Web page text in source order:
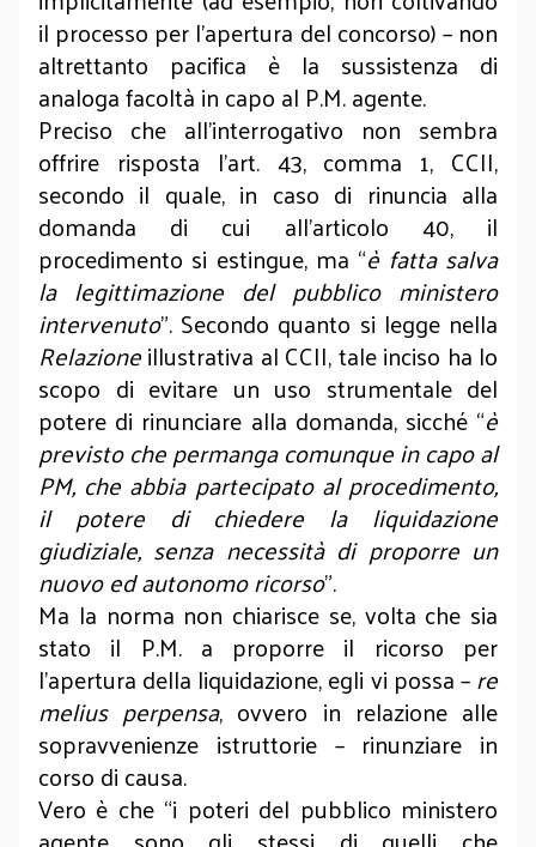
il processo per l’apertura del concorso) – non
altrettanto pacifica è la sussistenza di
analoga facoltà in capo al P.M. agente.
Preciso che all’interrogativo non sembra
offrire risposta l’art. 43, comma 1, CCII,
secondo il quale, in caso di rinuncia alla
domanda di cui all’articolo 40, il
procedimento si estingue, ma “è fatta salva
la legittimazione del pubblico ministero
intervenuto”. Secondo quanto si legge nella
Relazioneillustrativa al CCII, tale inciso ha lo
scopo di evitare un uso strumentale del
potere di rinunciare alla domanda, sicché “è
previsto che permanga comunque in capo al
PM, che abbia partecipato al procedimento,
il potere di chiedere la liquidazione
giudiziale, senza necessità di proporre un
nuovo ed autonomo ricorso”.
Ma la norma non chiarisce se, volta che sia
stato il P.M. a proporre il ricorso per
l’apertura della liquidazione, egli vi possa –re
melius perpensa, ovvero in relazione alle
sopravvenienze istruttorie – rinunziare in
corso di causa.
Vero è che “i poteri del pubblico ministero